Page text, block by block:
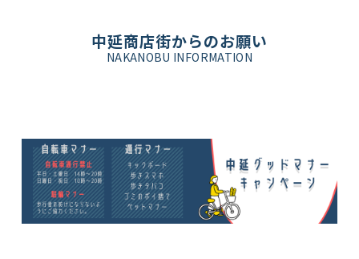
中延商店街からのお願い
NAKANOBU INFORMATION